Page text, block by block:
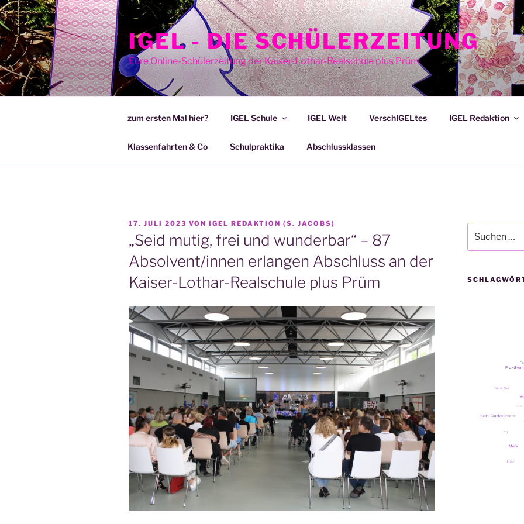
Zum
Inhalt
springen
IGEL - DIE SCHÜLERZEITUNG
Eure Online-Schülerzeitung der Kaiser-Lothar-Realschule plus Prüm
zum ersten Mal hier? IGEL Schule IGEL Welt VerschIGELtes IGEL Redaktion
Klassenfahrten & Co Schulpraktika Abschlussklassen
VERÖFFENTLICHT
AM
17. JULI 2023 VON IGEL REDAKTION (S. JACOBS)
„Seid mutig, frei und wunderbar“ – 87
Absolvent/innen erlangen Abschluss an der
Kaiser-Lothar-Realschule plus Prüm
nach: